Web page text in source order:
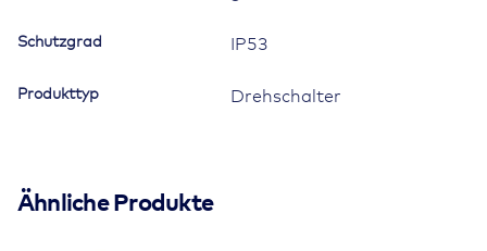
Schutzgrad IP53
Produkttyp Drehschalter
Ähnliche Produkte